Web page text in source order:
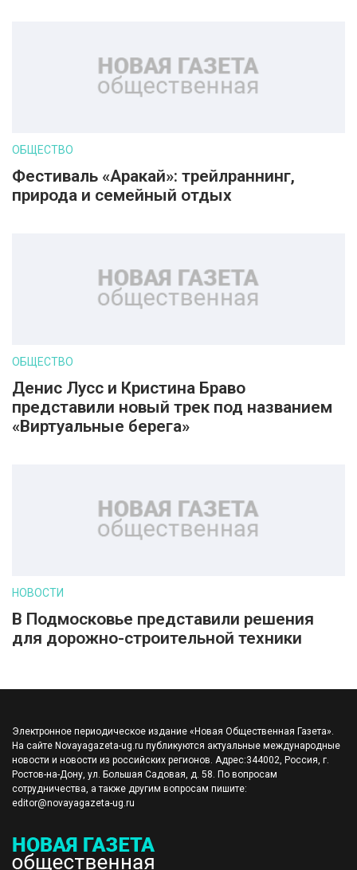
ОБЩЕСТВО
Фестиваль «Аракай»: трейлраннинг,
природа и семейный отдых
ОБЩЕСТВО
Денис Лусс и Кристина Браво
представили новый трек под названием
«Виртуальные берега»
НОВОСТИ
В Подмосковье представили решения
для дорожно-строительной техники
Электронное периодическое издание «Новая Общественная Газета».
На сайте Novayagazeta-ug.ru публикуются актуальные международные
новости и новости из российских регионов. Адрес:344002, Россия, г.
Ростов-на-Дону, ул. Большая Садовая, д. 58. По вопросам
сотрудничества, а также другим вопросам пишите:
editor@novayagazeta-ug.ru